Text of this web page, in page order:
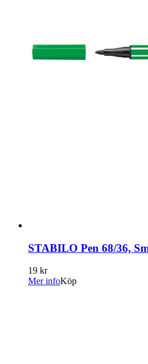
STABILO Pen 68/36,
19 kr
Mer infoKöp